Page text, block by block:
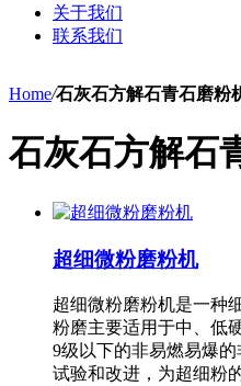
关于我们
联系我们
Home/石灰石方解石青石磨粉
石灰石方解石
超细微粉磨粉机
超细微粉磨粉机是一种
粉磨主要适用于中、低
9级以下的非易燃易爆
试验和改进，为超细粉